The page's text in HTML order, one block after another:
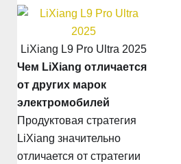
LiXiang L9 Pro Ultra 2025
Чем LiXiang отличается
от других марок
электромобилей
Продуктовая стратегия
LiXiang значительно
отличается от стратегии